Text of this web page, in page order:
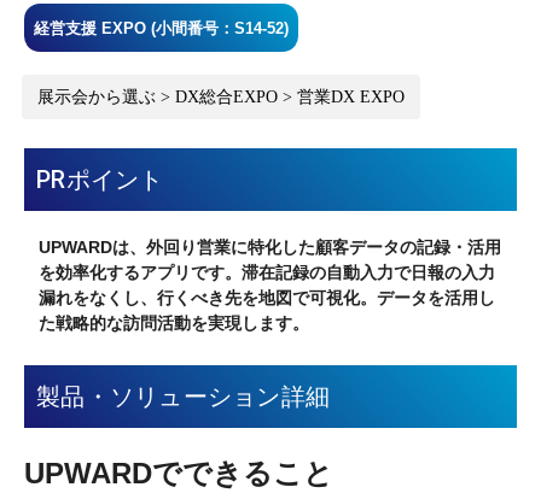
経営支援 EXPO (小間番号：S14-52)
展示会から選ぶ > DX総合EXPO > 営業DX EXPO
PRポイント
UPWARDは、外回り営業に特化した顧客データの記録・活用
を効率化するアプリです。滞在記録の自動入力で日報の入力
漏れをなくし、行くべき先を地図で可視化。データを活用し
た戦略的な訪問活動を実現します。
製品・ソリューション詳細
UPWARDでできること